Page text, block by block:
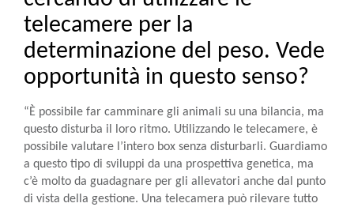
telecamere per la
determinazione del peso. Vede
opportunità in questo senso?
“È possibile far camminare gli animali su una bilancia, ma
questo disturba il loro ritmo. Utilizzando le telecamere, è
possibile valutare l’intero box senza disturbarli. Guardiamo
a questo tipo di sviluppi da una prospettiva genetica, ma
c’è molto da guadagnare per gli allevatori anche dal punto
di vista della gestione. Una telecamera può rilevare tutto